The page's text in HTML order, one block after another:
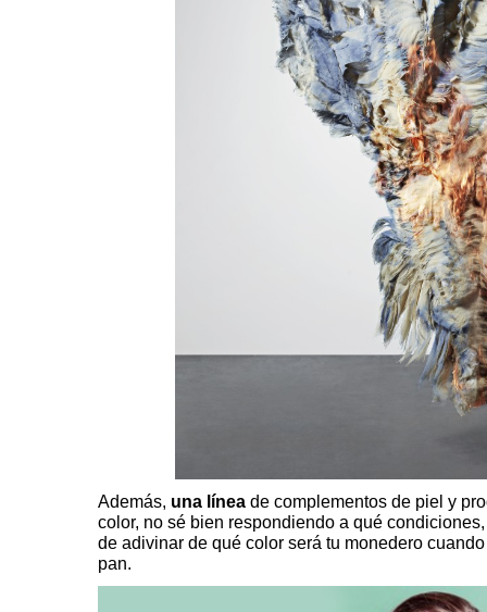
Además, una línea de complementos de piel y
color, no sé bien respondiendo a qué
de adivinar de qué color será tu monedero
pan.